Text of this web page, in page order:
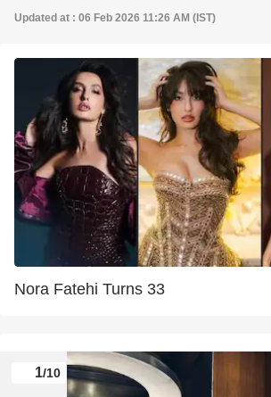
Updated at : 06 Feb 2026 11:26 AM (IST)
Nora Fatehi Turns 33
1/10